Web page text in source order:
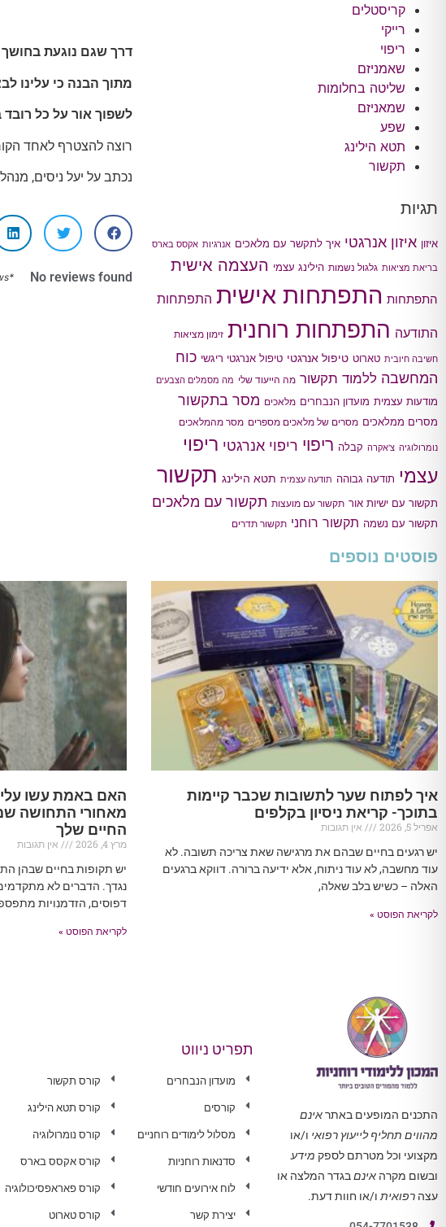
קריסטלים
רייקי
ריפוי
שאמניזם
שליטה בחלומות
שמאניזם
שפע
תטא הילינג
תקשור
תגיות
איזון איזון אנרגטי איך לתקשר עם מלאכים אנרגיות אקסס בארס
בריאת מציאות גלגול נשמות הילינג עצמי העצמה אישית
התפתחות התפתחות אישית התפתחות
התודעה התפתחות רוחנית זימון מציאות
חשיבה חיובית טארוט טיפול אנרגטי טיפול אנרגטי ריגשי כוח
המחשבה ללמוד תקשור מה הייעוד שלי מה מסמלים הצבעים
מודעות עצמית מועדון הנבחרים מלאכים מסר בתקשור
מסרים ממלאכים מסרים של מלאכים מספרים מסר מהמלאכים
נומרולוגיה צ'אקרה קבלה ריפוי ריפוי אנרגטי ריפוי
עצמי תודעה גבוהה תודעה עצמית תטא הילינג תקשור
תקשור עם ישיות אור תקשור עם מועצות תקשור עם מלאכים
תקשור עם נשמה תקשור רוחני תקשור תדרים
דרך שגם נוגעת
מתוך הבנה כי עלינו
לשפוך אור על כל רובד
רוצה להצטרף לאחד
נכתב על יעל ניסים,
No reviews found
*Guests cannot publish reviews
פוסטים נוספים
איך לפתוח שער לתשובות שכבר קיימות
בתוכך- קריאת ניסיון בקלפים
אפריל 5, 2026
אין תגובות
יש רגעים בחיים שבהם את מרגישה שאת צריכה תשובה. לא
עוד מחשבה, לא עוד ניתוח, אלא ידיעה ברורה. דווקא ברגעים
האלה – כשיש בלב שאלה,
לקריאת הפוסט »
האם באמת עשו
מאחורי התחושה
החיים שלך
מרץ 4, 2026
אין תגובות
יש תקופות בחיים שבהן
נגדך. הדברים לא
דפוסים, הזדמנויות
לקריאת הפוסט »
התכנים המופעים באתראינם
מהווים תחליף לייעוץ רפואי ו/או
מקצועי וכל מטרתם לספק מידע
ובשום מקרה אינםבגדר המלצה או
עצה רפואית ו/או חוות דעת.
תפריט ניווט
מועדון הנבחרים
קורסים
מסלול לימודים רוחניים
סדנאות רוחניות
לוח אירועים חודשי
יצירת קשר
קורס תקשור
קורס תטא הילינג
קורס נומרולוגיה
קורס אקסס בארס
קורס פאראפסיכולוגיה
קורס טארוט